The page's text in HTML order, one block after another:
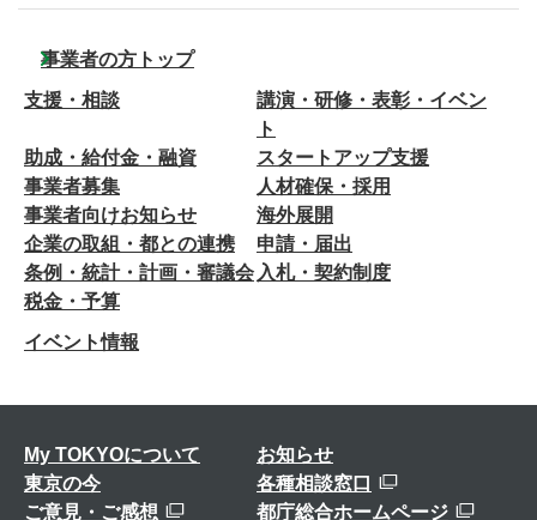
事業者の方トップ
支援・相談
講演・研修・表彰・イベン
ト
助成・給付金・融資
スタートアップ支援
事業者募集
人材確保・採用
事業者向けお知らせ
海外展開
企業の取組・都との連携
申請・届出
条例・統計・計画・審議会 入札・契約制度
税金・予算
イベント情報
My TOKYOについて
お知らせ
東京の今
各種相談窓口
ご意見・ご感想
都庁総合ホームページ